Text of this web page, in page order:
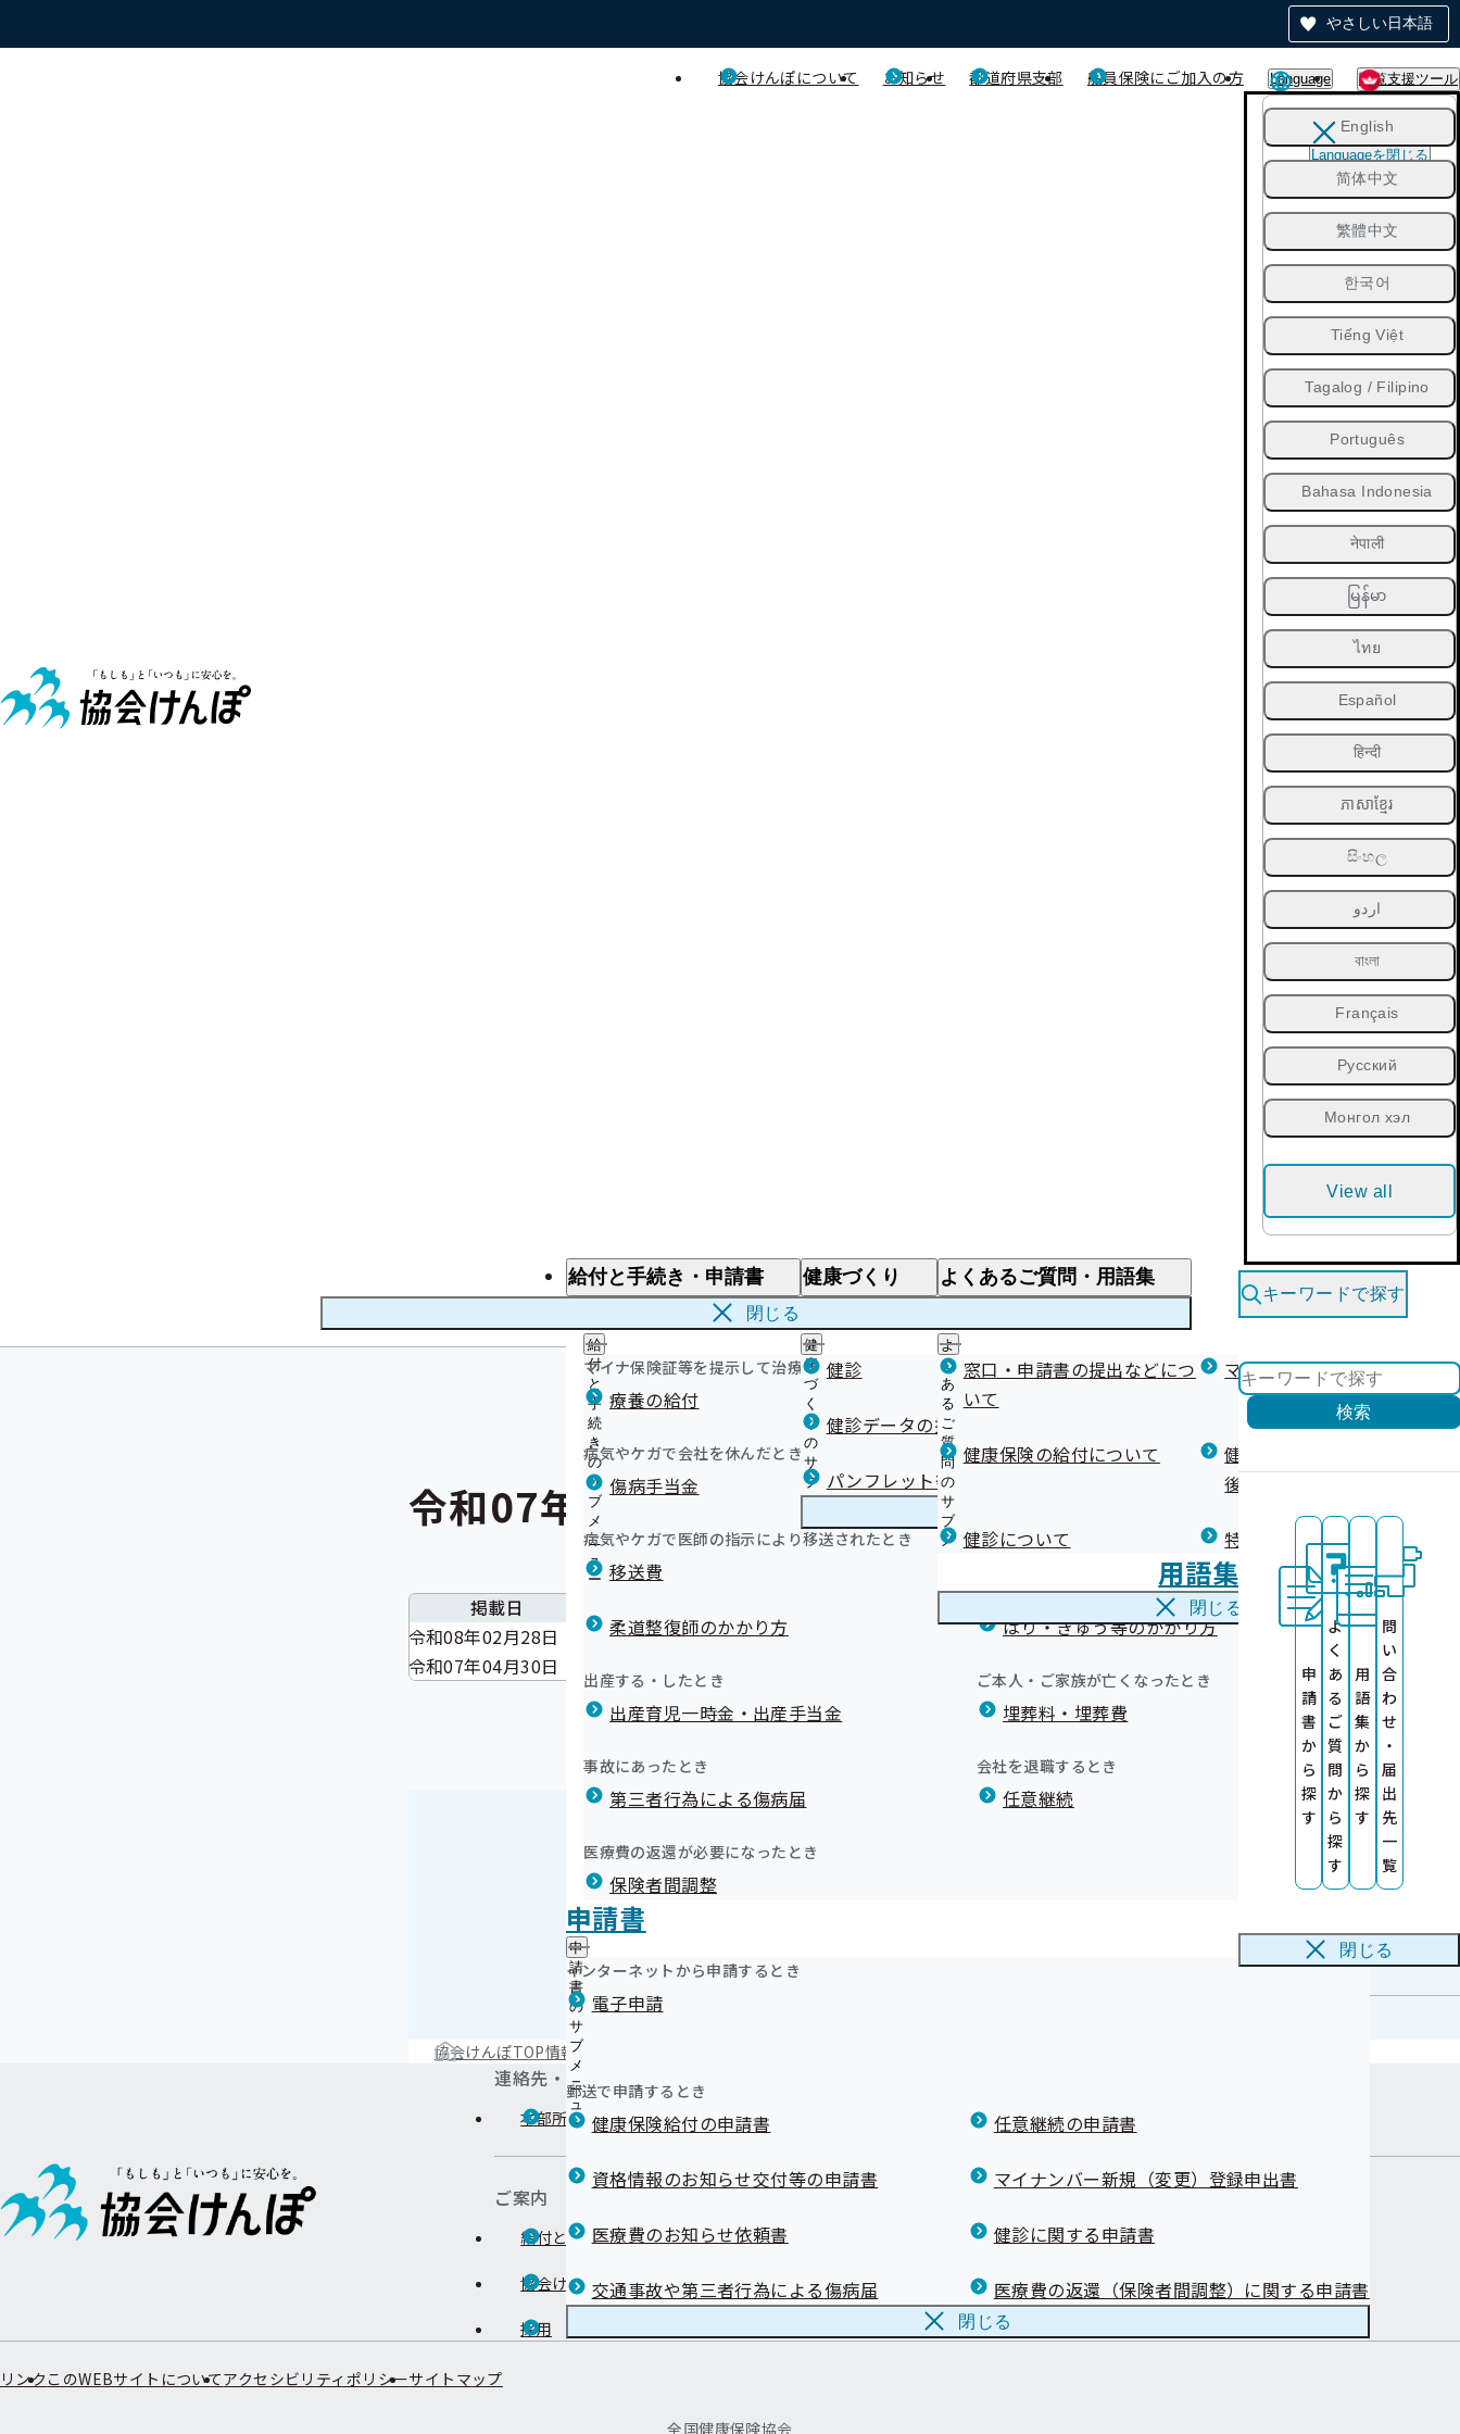
やさしい日本語
協会けんぽについて お知らせ 都道府県支部 船員保険にご加入の方 Language 閲覧支援ツール
English
简体中文
繁體中文
한국어
Tiếng Việt
Tagalog / Filipino
Português
Bahasa Indonesia
नेपाली
မြန်မာ
ไทย
Español
हिन्दी
ភាសាខ្មែរ
සිංහල
اردو
বাংলা
Français
Русский
Монгол хэл
View all
Languageを閉じる
給付と手続き・申請書
給付と手続き
給
付
と
手
続
き
の
サ
ブ
メ
ニ
ュ
ー
マイナ保険証等を提示して治療を受けるとき
療養の給付
医療費が高額になりそう・なったとき
限度額適用認定・高額療養費・高額介護合算
病気やケガで会社を休んだとき
傷病手当金
医療費の全額を負担したとき
病気やケガで医師の指示により移送されたとき
移送費
海外で急な病気にかかり治療を受けたとき
柔道整復師のかかり方 はり・きゅう等のかかり方
出産する・したとき
出産育児一時金・出産手当金
ご本人・ご家族が亡くなったとき
埋葬料・埋葬費
事故にあったとき
第三者行為による傷病届
会社を退職するとき
任意継続
医療費の返還が必要になったとき
保険者間調整
申請書
申
請
書
の
サ
ブ
メ
ニ
ュ
ー
インターネットから申請するとき
電子申請
郵送で申請するとき
健康保険給付の申請書 任意継続の申請書
資格情報のお知らせ交付等の申請書 マイナンバー新規（変更）登録申出書
医療費のお知らせ依頼書 健診に関する申請書
交通事故や第三者行為による傷病届 医療費の返還（保険者間調整）に関する申請書
閉じる
健康づくり
健
康
づ
く
り
の
サ
ブ
メ
ュ
健診 健診を受けた後の健康づくり
健診データの提供について 健康宣言（コラボヘルス）
パンフレット等（広報） 健康づくりコラム
よくあるご質問・用語集
よ
く
あ
る
ご
質
問
の
サ
ブ
メ
窓口・申請書の提出などにつ
いて
マイナ保険証等関連について
健康保険の給付について
健康保険任意継続制度（退職
後の健康保険）について
健診について 特定保健指導について
用語集
閉じる
閉じる
キーワードで探す
検索
申
請
書
か
ら
探
す
よ
く
あ
る
ご
質
問
か
ら
探
す
用
語
集
か
ら
探
す
問
い
合
わ
せ
・
届
出
先
一
覧
閉じる
令和07年度
掲載日
令和08年02月28日
医療費のお知らせの誤送付について
令和07年04月30日
事務処理誤り
協会けんぽTOP情報公開
連絡先・アクセス
本部所在地 都道府県支部所在地
ご案内
給付と手続き
協会けんぽについて 情報公開 お知らせ
採用 よくあるご質問
リンク このWEBサイトについてアクセシビリティポリシーサイトマップ
全国健康保険協会